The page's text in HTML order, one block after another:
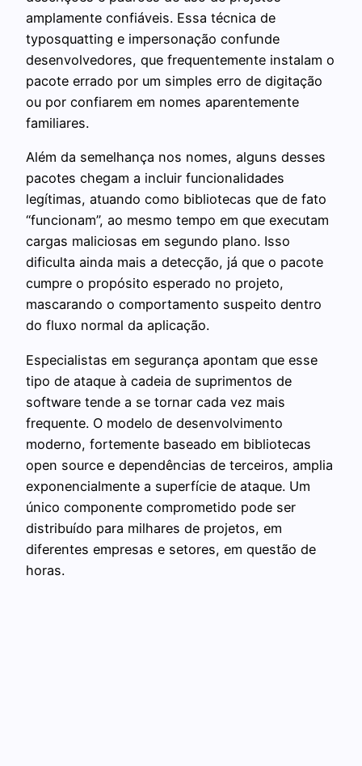
amplamente confiáveis. Essa técnica de
typosquatting e impersonação confunde
desenvolvedores, que frequentemente instalam o
pacote errado por um simples erro de digitação
ou por confiarem em nomes aparentemente
familiares.
Além da semelhança nos nomes, alguns desses
pacotes chegam a incluir funcionalidades
legítimas, atuando como bibliotecas que de fato
“funcionam”, ao mesmo tempo em que executam
cargas maliciosas em segundo plano. Isso
dificulta ainda mais a detecção, já que o pacote
cumpre o propósito esperado no projeto,
mascarando o comportamento suspeito dentro
do fluxo normal da aplicação.
Especialistas em segurança apontam que esse
tipo de ataque à cadeia de suprimentos de
software tende a se tornar cada vez mais
frequente. O modelo de desenvolvimento
moderno, fortemente baseado em bibliotecas
open source e dependências de terceiros, amplia
exponencialmente a superfície de ataque. Um
único componente comprometido pode ser
distribuído para milhares de projetos, em
diferentes empresas e setores, em questão de
horas.